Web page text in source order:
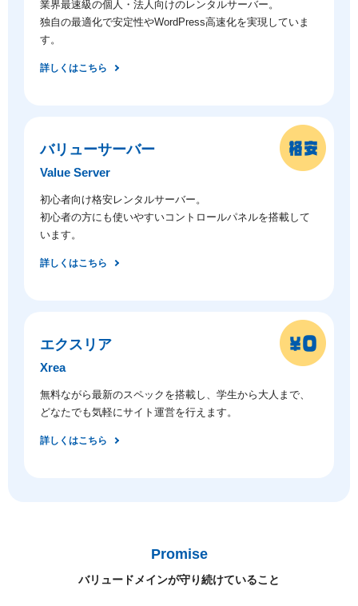
業界最速級の個人・法人向けのレンタルサーバー。
独自の最適化で安定性やWordPress高速化を実現していま
す。
詳しくはこちら
バリューサーバー
Value Server
初心者向け格安レンタルサーバー。
初心者の方にも使いやすいコントロールパネルを搭載して
います。
詳しくはこちら
エクスリア
Xrea
無料ながら最新のスペックを搭載し、学生から大人まで、
どなたでも気軽にサイト運営を行えます。
詳しくはこちら
Promise
バリュードメインが守り続けていること